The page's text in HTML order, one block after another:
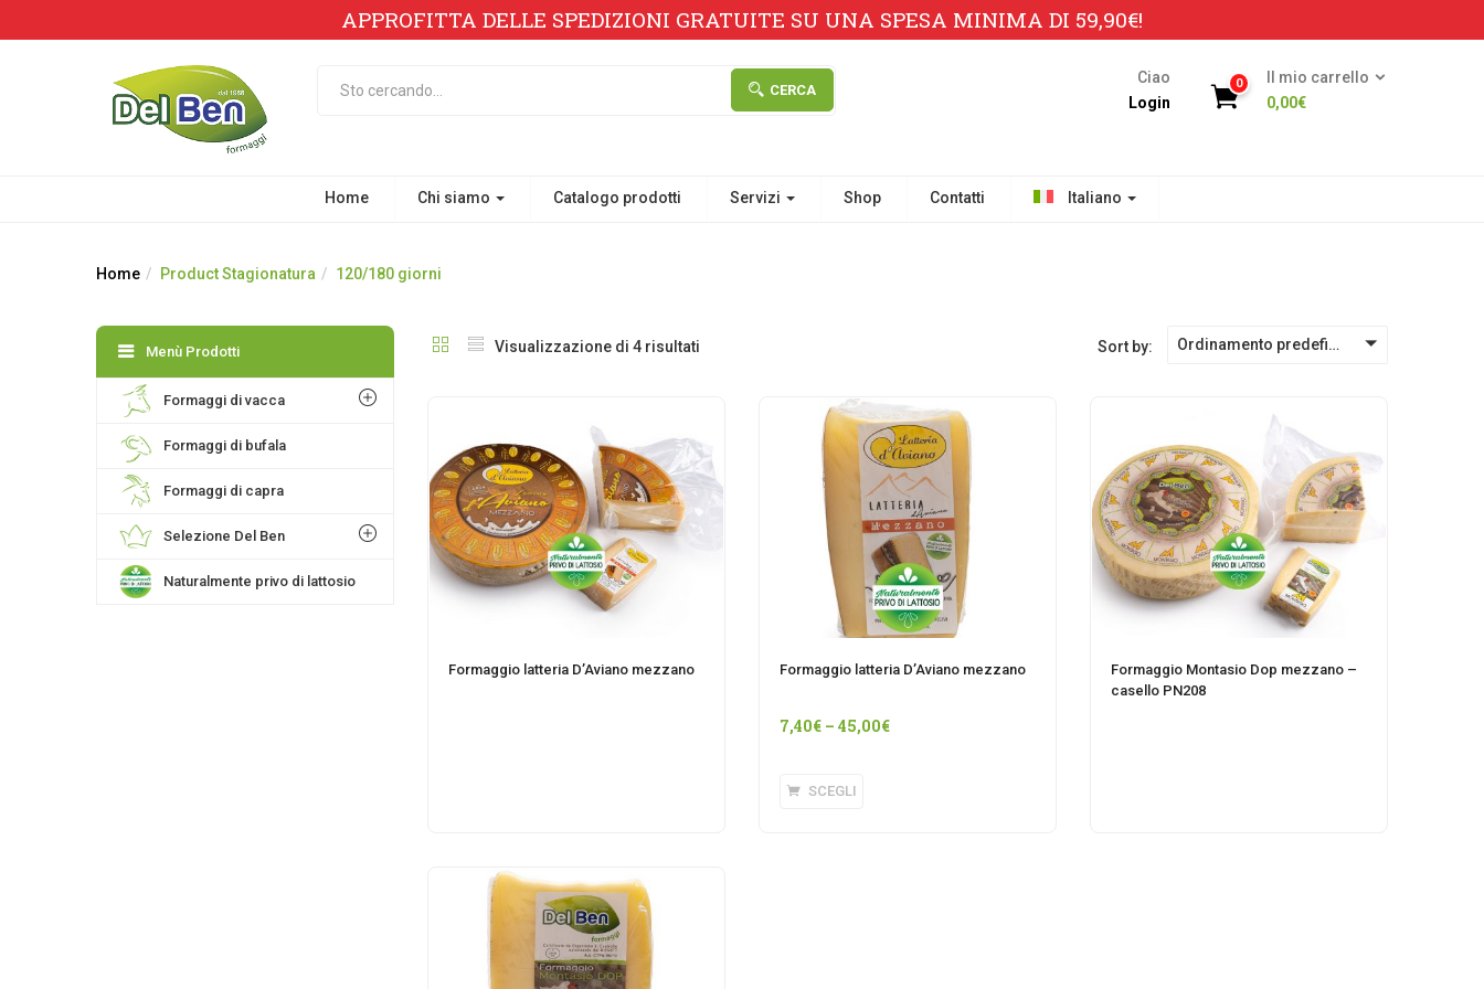
APPROFITTA DELLE SPEDIZIONI GRATUITE SU UNA SPESA MINIMA DI 59,90€!
CERCA
Ciao
Login
0
Il mio carrello
0,00€
Home Chi siamo Catalogo prodotti Servizi Shop Contatti Italiano
Home Product Stagionatura 120/180 giorni
Visualizzazione di 4 risultati Sort by: Ordinamento predefinito
Formaggio latteria D’Aviano mezzano Formaggio latteria D’Aviano mezzano
7,40€– 45,00€
SCEGLI
Formaggio Montasio Dop mezzano –
casello PN208
Menù Prodotti
Formaggi di vacca
Formaggi di bufala
Formaggi di capra
Selezione Del Ben
Naturalmente privo di lattosio